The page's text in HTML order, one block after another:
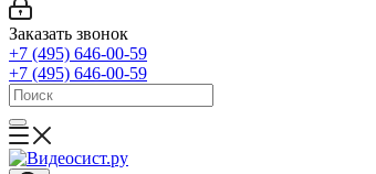
Заказать звонок
+7 (495) 646-00-59
+7 (495) 646-00-59